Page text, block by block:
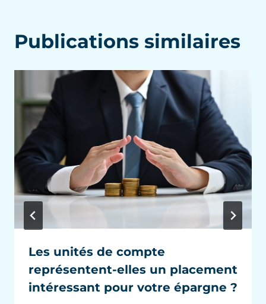
Publications similaires
Les unités de compte
représentent-elles un placement
intéressant pour votre épargne ?